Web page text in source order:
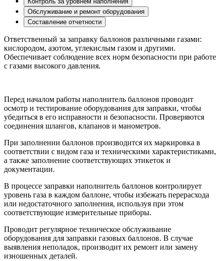
Обслуживание и ремонт оборудования
Составление отчетности
Ответственный за заправку баллонов различными газами:
кислородом, азотом, углекислым газом и другими.
Обеспечивает соблюдение всех норм безопасности при работе
с газами высокого давления.
Перед началом работы наполнитель баллонов проводит
осмотр и тестирование оборудования для заправки, чтобы
убедиться в его исправности и безопасности. Проверяются
соединения шлангов, клапанов и манометров.
При заполнении баллонов производится их маркировка в
соответствии с видом газа и техническими характеристиками,
а также заполнение соответствующих этикеток и
документации.
В процессе заправки наполнитель баллонов контролирует
уровень газа в каждом баллоне, чтобы избежать перерасхода
или недостаточного заполнения, используя при этом
соответствующие измерительные приборы.
Проводит регулярное техническое обслуживание
оборудования для заправки газовых баллонов. В случае
выявления неполадок, производит их ремонт или замену
изношенных деталей.